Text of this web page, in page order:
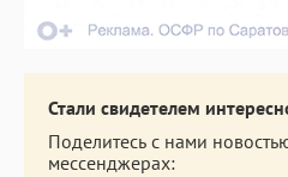
Стали свидетелем
Поделитесь с нами
мессенджерах: